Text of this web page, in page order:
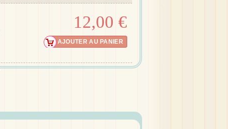
12,00 €